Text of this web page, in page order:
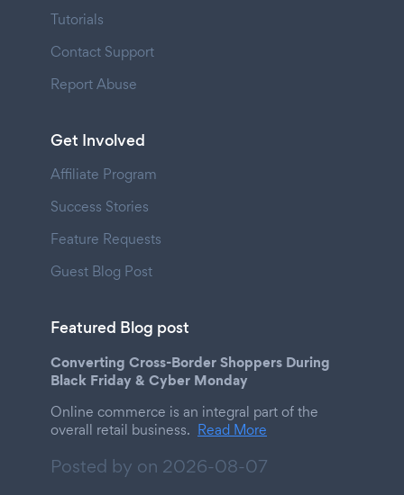
Tutorials
Contact Support
Report Abuse
Get Involved
Affiliate Program
Success Stories
Feature Requests
Guest Blog Post
Featured Blog post
Converting Cross-Border Shoppers During
Black Friday & Cyber Monday
Online commerce is an integral part of the
overall retail business. Read More
Posted by on 2026-08-07